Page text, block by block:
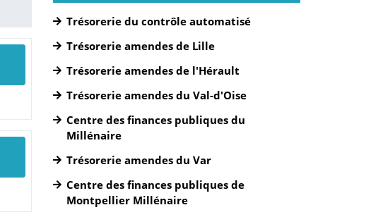
Trésorerie du contrôle automatisé
Trésorerie amendes de Lille
Trésorerie amendes de l'Hérault
Trésorerie amendes du Val-d'Oise
Centre des finances publiques du
Millénaire
Trésorerie amendes du Var
Centre des finances publiques de
Montpellier Millénaire